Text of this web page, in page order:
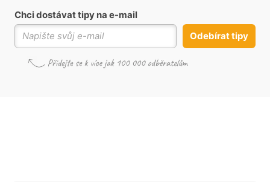
Chci dostávat tipy na e-mail
Odebírat tipy